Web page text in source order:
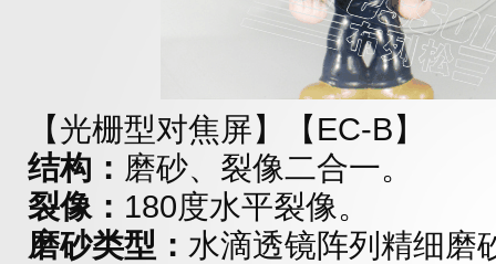
【光栅型对焦屏】
【EC-B】
结构： 磨砂、裂像二合一。
裂像： 180度水平裂像。
磨砂类型： 水滴透镜阵列精细磨